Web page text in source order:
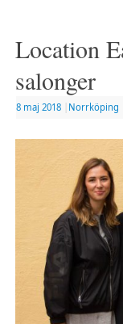
Location
salonger
8 maj 2018 Norrköping